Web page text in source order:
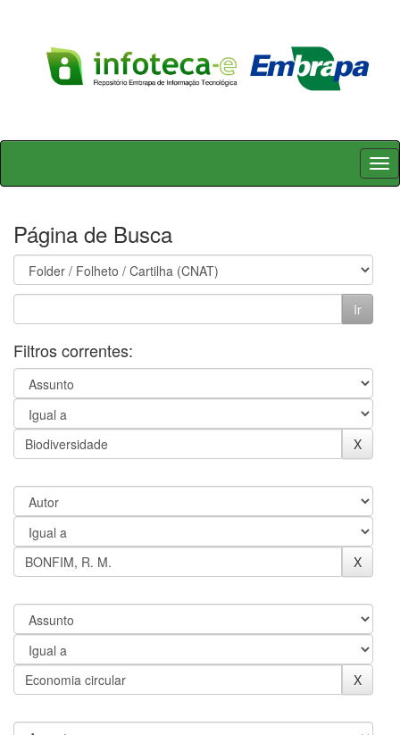
Skip
Página de Busca
Filtros correntes: